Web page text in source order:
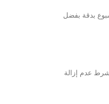
بدقة بفضل
الساعة وفحصها بدقة قبل الدفع. نوفر لك ضمانًا لمدة عامين ضد عيوب الصناعة، بالإضافة إلى إمكانية الاستبدال خلال 30 يومًا بشرط عدم إزالة